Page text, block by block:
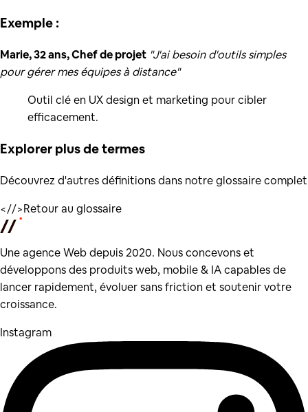
Exemple :
Marie, 32 ans, Chef de projet "J'ai besoin d'outils simples
pour gérer mes équipes à distance"
Outil clé en UX design et marketing pour cibler
efficacement.
Explorer plus determes
Découvrez d'autres définitions dans notre glossaire complet
<//>Retour au glossaire
Une agence Web depuis 2020. Nous concevons et
développons des produits web, mobile & IA capables de
lancer rapidement, évoluer sans friction et soutenir votre
croissance.
Instagram